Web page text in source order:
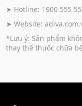
➤ Hotline: 1900 555
➤ Website:
*Lưu ý: Sản phẩm
thay thế thuốc chữa